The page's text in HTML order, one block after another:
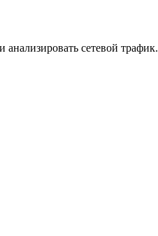
сетевой трафик.